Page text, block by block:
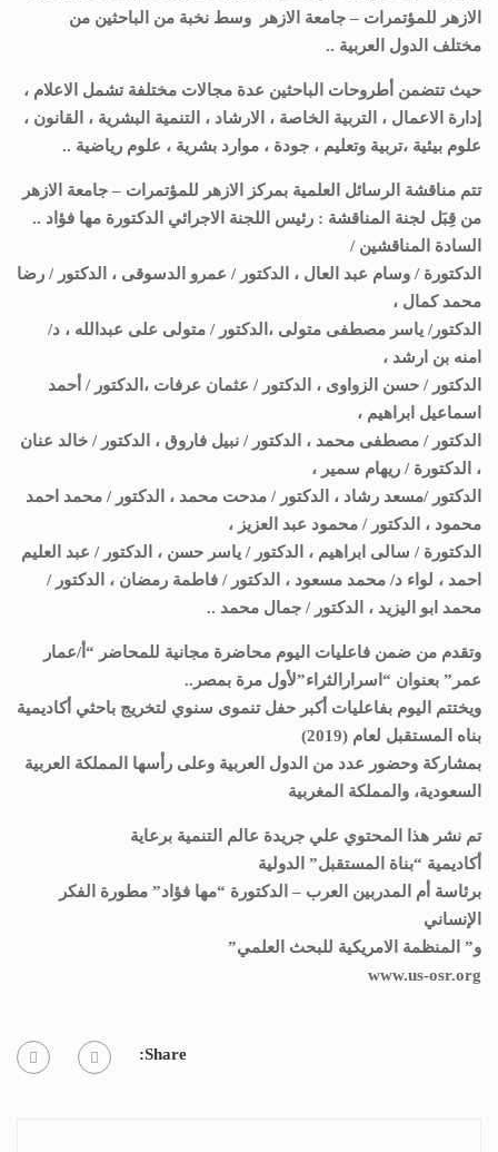
الازهر للمؤتمرات – جامعة الازهر وسط نخبة من الباحثين من
مختلف الدول العربية ..
حيث تتضمن أطروحات الباحثين عدة مجالات مختلفة تشمل الاعلام ،
إدارة الاعمال ، التربية الخاصة ، الارشاد ، التنمية البشرية ، القانون ،
علوم بيئية ،تربية وتعليم ، جودة ، موارد بشرية ، علوم رياضية ..
تتم مناقشة الرسائل العلمية بمركز الازهر للمؤتمرات – جامعة الازهر
من قِبَل لجنة المناقشة : رئيس اللجنة الاجرائي الدكتورة مها فؤاد ..
السادة المناقشين /
الدكتورة / وسام عبد العال ، الدكتور / عمرو الدسوقى ، الدكتور / رضا
محمد كمال ،
الدكتور/ ياسر مصطفى متولى ،الدكتور / متولى على عبدالله ، د/
امنه بن ارشد ،
الدكتور / حسن الزواوى ، الدكتور / عثمان عرفات ،الدكتور / أحمد
اسماعيل ابراهيم ،
الدكتور / مصطفى محمد ، الدكتور / نبيل فاروق ، الدكتور / خالد عنان
، الدكتورة / ريهام سمير ،
الدكتور /مسعد رشاد ، الدكتور / مدحت محمد ، الدكتور / محمد احمد
محمود ، الدكتور / محمود عبد العزيز ،
الدكتورة / سالى ابراهيم ، الدكتور / ياسر حسن ، الدكتور / عبد العليم
احمد ، لواء د/ محمد مسعود ، الدكتور / فاطمة رمضان ، الدكتور /
محمد ابو اليزيد ، الدكتور / جمال محمد ..
وتقدم من ضمن فاعليات اليوم محاضرة مجانية للمحاضر “أ/عمار
عمر” بعنوان “اسرارالثراء”لأول مرة بمصر..
ويختتم اليوم بفاعليات أكبر حفل تنموى سنوي لتخريج باحثي أكاديمية
بناه المستقبل لعام (2019)
بمشاركة وحضور عدد من الدول العربية وعلى رأسها المملكة العربية
السعودية، والمملكة المغربية
تم نشر هذا المحتوي علي جريدة عالم التنمية برعاية
أكاديمية “بناة المستقبل” الدولية
برئاسة أم المدربين العرب – الدكتورة “مها فؤاد” مطورة الفكر
الإنساني
و” المنظمة الامريكية للبحث العلمي”
www.us-osr.org
Share: